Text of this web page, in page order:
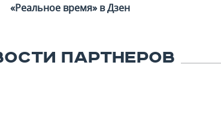
«Реальное время» в Дзен
ПАРТНЕРОВ